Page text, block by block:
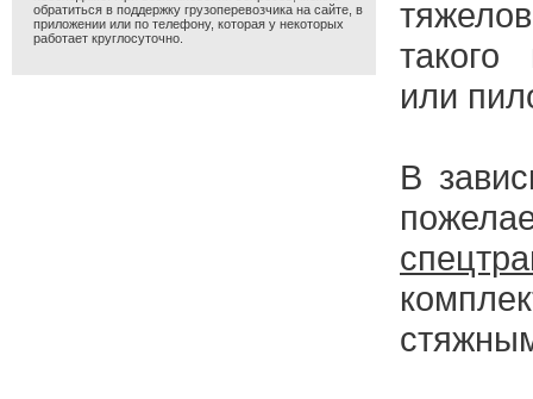
обратиться в поддержку грузоперевозчика на сайте, в
приложении или по телефону, которая у некоторых
работает круглосуточно.
или
В